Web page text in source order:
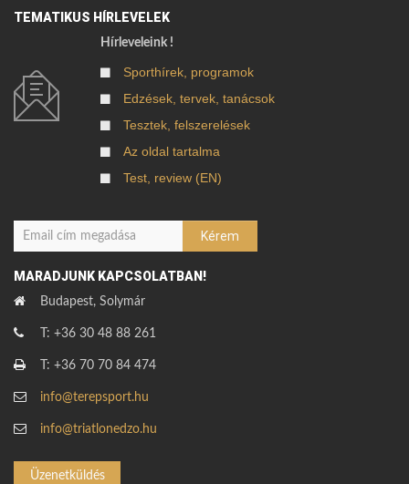
TEMATIKUS HÍRLEVELEK
Hírleveleink !
Sporthírek, programok
Edzések, tervek, tanácsok
Tesztek, felszerelések
Az oldal tartalma
Test, review (EN)
MARADJUNK KAPCSOLATBAN!
Budapest, Solymár
T: +36 30 48 88 261
T: +36 70 70 84 474
info@terepsport.hu
info@triatlonedzo.hu
Üzenetküldés